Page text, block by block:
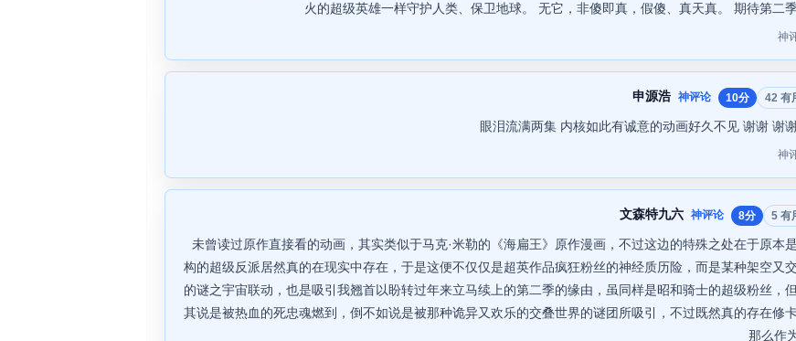
火的超级英雄一样守护人类、保卫地球。 无它，非傻即真，假傻、真天真。 期待第二
神
申源浩 神评论 10分 42 有
眼泪流满两集 内核如此有诚意的动画好久不见 谢谢 谢谢
神
文森特九六 神评论 8分 5 有
未曾读过原作直接看的动画，其实类似于马克·米勒的《海扁王》原作漫画，不过这边的特殊之处在于原本
构的超级反派居然真的在现实中存在，于是这便不仅仅是超英作品疯狂粉丝的神经质历险，而是某种架空又
的谜之宇宙联动，也是吸引我翘首以盼转过年来立马续上的第二季的缘由，虽同样是昭和骑士的超级粉丝，
其说是被热血的死忠魂燃到，倒不如说是被那种诡异又欢乐的交叠世界的谜团所吸引，不过既然真的存在修卡
那么作